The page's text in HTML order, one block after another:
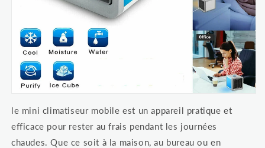
le mini climatiseur mobile est un appareil pratique et
efficace pour rester au frais pendant les journées
chaudes. Que ce soit à la maison, au bureau ou en